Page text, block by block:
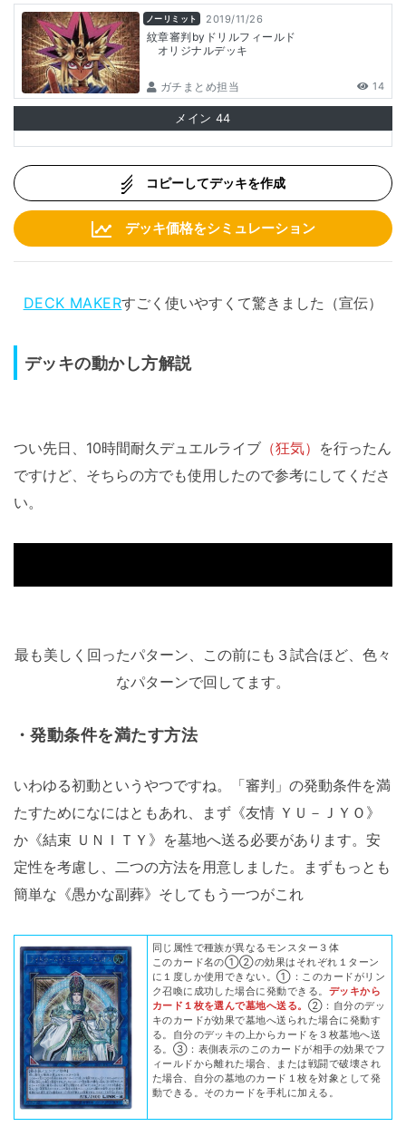
ノーリミット 2019/11/26
紋章審判byドリルフィールド
オリジナルデッキ
ガチまとめ担当 14
メイン 44
コピーしてデッキを作成
デッキ価格をシミュレーション
DECK MAKERすごく使いやすくて驚きました（宣伝）
デッキの動かし方解説
つい先日、10時間耐久デュエルライブ （狂気） を行ったん
ですけど、そちらの方でも使用したので参考にしてくださ
い。
最も美しく回ったパターン、この前にも３試合ほど、色々
なパターンで回してます。
・発動条件を満たす方法
いわゆる初動というやつですね。「審判」の発動条件を満
たすためになにはともあれ、まず《友情 ＹＵ－ＪＹＯ》
か《結束 ＵＮＩＴＹ》を墓地へ送る必要があります。安
定性を考慮し、二つの方法を用意しました。まずもっとも
簡単な《愚かな副葬》そしてもう一つがこれ
同じ属性で種族が異なるモンスター３体
このカード名の①②の効果はそれぞれ１ターン
に１度しか使用できない。①：このカードがリン
ク召喚に成功した場合に発動できる。 デッキから
カード１枚を選んで墓地へ送る。 ②：自分のデッ
キのカードが効果で墓地へ送られた場合に発動す
る。自分のデッキの上からカードを３枚墓地へ送
る。③：表側表示のこのカードが相手の効果でフ
ィールドから離れた場合、または戦闘で破壊され
た場合、自分の墓地のカード１枚を対象として発
動できる。そのカードを手札に加える。